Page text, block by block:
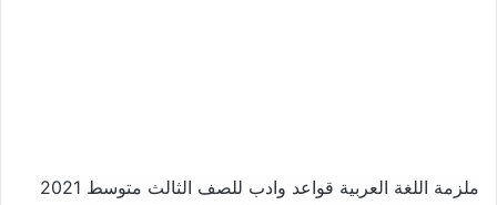
ملزمة اللغة العربية قواعد وادب للصف الثالث متوسط 2021